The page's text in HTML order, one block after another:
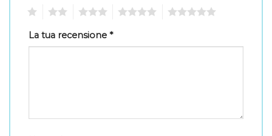
La tua recensione *